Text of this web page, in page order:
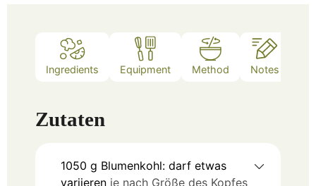
Ingredients Equipment Method Notes
Zutaten
1050 g Blumenkohl: darf etwas
variieren je nach Größe des Kopfes